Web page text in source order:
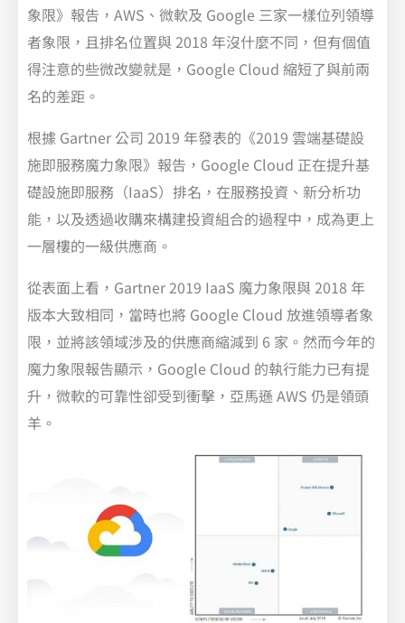
象限》報告，AWS、微軟及 Google 三家一樣位列領導
者象限，且排名位置與 2018 年沒什麼不同，但有個值
得注意的些微改變就是，Google Cloud 縮短了與前兩
名的差距。
根據 Gartner 公司 2019 年發表的《2019 雲端基礎設
施即服務魔力象限》報告，Google Cloud 正在提升基
礎設施即服務（IaaS）排名，在服務投資、新分析功
能，以及透過收購來構建投資組合的過程中，成為更上
一層樓的一級供應商。
從表面上看，Gartner 2019 IaaS 魔力象限與 2018 年
版本大致相同，當時也將 Google Cloud 放進領導者象
限，並將該領域涉及的供應商縮減到 6 家。然而今年的
魔力象限報告顯示，Google Cloud 的執行能力已有提
升，微軟的可靠性卻受到衝擊，亞馬遜 AWS 仍是領頭
羊。